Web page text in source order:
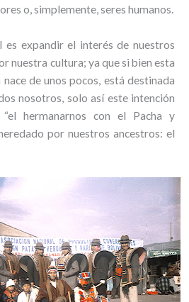
o, simplemente, seres humanos.
expandir el interés de nuestros
nuestra cultura; ya que si bien esta
de unos pocos, está destinada
nosotros, solo así este intención
hermanarnos con el Pacha y
por nuestros ancestros: el